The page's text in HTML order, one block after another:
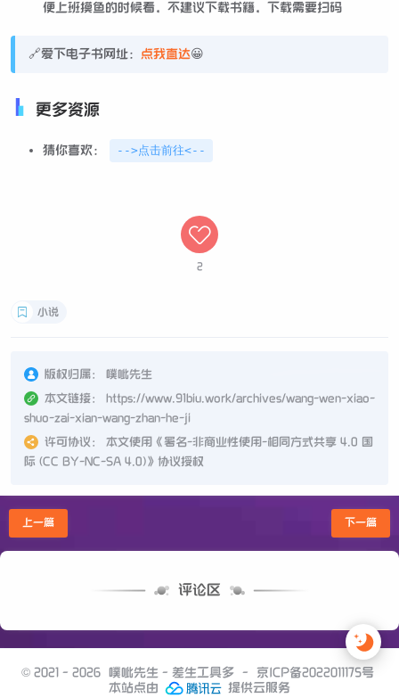
便上班摸鱼的时候看，不建议下载书籍，下载需要扫码
🔗爱下电子书网址： 点我直达😀
更多资源
猜你喜欢： -->点击前往<--
2
小说
版权归属：
噗呲先生
本文链接：
https://www.91biu.work/archives/wang-wen-xiao-
shuo-zai-xian-wang-zhan-he-ji
许可协议：
本文使用《署名-非商业性使用-相同方式共享 4.0 国
际 (CC BY-NC-SA 4.0)》协议授权
上一篇 下一篇
评论区
© 2021 - 2026 噗呲先生 - 差生工具多 - 京ICP备2022011175号
本站点由
提供云服务